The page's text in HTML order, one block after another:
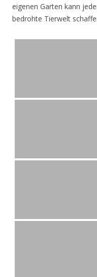
eigenen Garten kann
bedrohte Tierwelt